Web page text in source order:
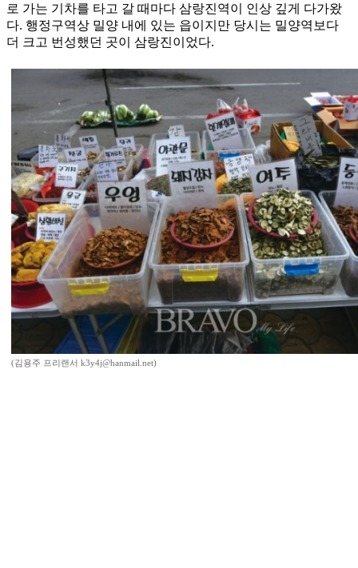
로 가는 기차를 타고 갈 때마다 삼랑진역이 인상 깊게 다가왔
다. 행정구역상 밀양 내에 있는 읍이지만 당시는 밀양역보다
더 크고 번성했던 곳이 삼랑진이었다.
(김용주 프리랜서 k3y4j@hanmail.net)